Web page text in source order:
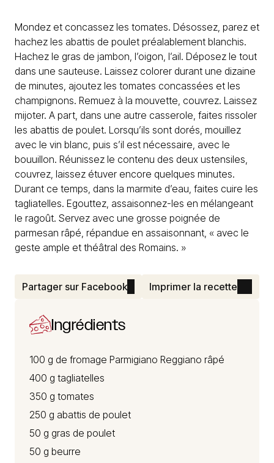
Mondez et concassez les tomates. Désossez, parez et
hachez les abattis de poulet préalablement blanchis.
Hachez le gras de jambon, l’oigon, l’ail. Déposez le tout
dans une sauteuse. Laissez colorer durant une dizaine
de minutes, ajoutez les tomates concassées et les
champignons. Remuez à la mouvette, couvrez. Laissez
mijoter. A part, dans une autre casserole, faites rissoler
les abattis de poulet. Lorsqu’ils sont dorés, mouillez
avec le vin blanc, puis s’il est nécessaire, avec le
bouuillon. Réunissez le contenu des deux ustensiles,
couvrez, laissez étuver encore quelques minutes.
Durant ce temps, dans la marmite d’eau, faites cuire les
tagliatelles. Egouttez, assaisonnez-les en mélangeant
le ragoût. Servez avec une grosse poignée de
parmesan râpé, répandue en assaisonnant, « avec le
geste ample et théâtral des Romains. »
Partager sur Facebook Imprimer la recette
Ingrédients
100 g de fromage Parmigiano Reggiano râpé
400 g tagliatelles
350 g tomates
250 g abattis de poulet
50 g gras de poulet
50 g beurre